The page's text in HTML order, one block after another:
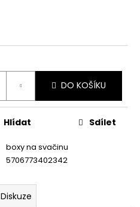
DO KOŠÍKU
boxy na svačinu
5706773402342
Hlídat Sdílet
Diskuze